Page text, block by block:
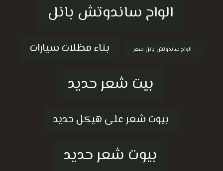
الواح ساندوتش بانل
الواح ساندوتش بانل سعر بناء مظلات سيارات
بيت شعر حديد
بيوت شعر على هيكل حديد
بيوت شعر حديد